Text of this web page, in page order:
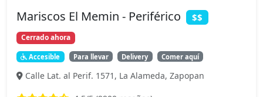
Mariscos El Memin - Periférico $$
Cerrado ahora
Accesible Para llevar Delivery Comer aquí
Calle Lat. al Perif. 1571, La Alameda, Zapopan